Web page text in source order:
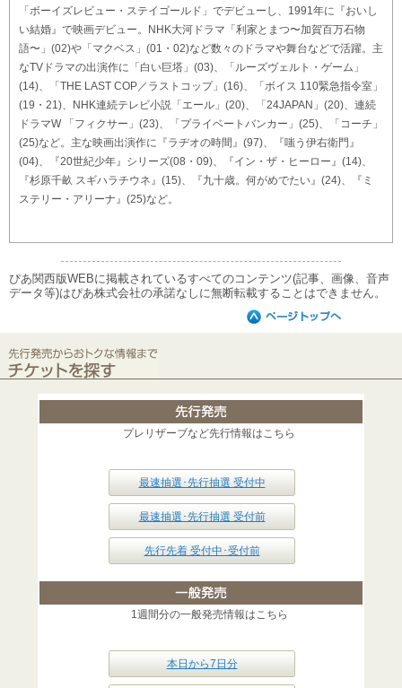
「ボーイズレビュー・ステイゴールド」でデビューし、1991年に『おいし
い結婚』で映画デビュー。NHK大河ドラマ「利家とまつ〜加賀百万石物
語〜」(02)や「マクベス」(01・02)など数々のドラマや舞台などで活躍。主
なTVドラマの出演作に「白い巨塔」(03)、「ルーズヴェルト・ゲーム」
(14)、「THE LAST COP／ラストコップ」(16)、「ボイス 110緊急指令室」
(19・21)、NHK連続テレビ小説「エール」(20)、「24JAPAN」(20)、連続
ドラマW 「フィクサー」(23)、「プライベートバンカー」(25)、「コーチ」
(25)など。主な映画出演作に『ラヂオの時間』(97)、『嗤う伊右衛門』
(04)、『20世紀少年』シリーズ(08・09)、『イン・ザ・ヒーロー』(14)、
『杉原千畝 スギハラチウネ』(15)、『九十歳。何がめでたい』(24)、『ミ
ステリー・アリーナ』(25)など。
ぴあ関西版WEBに掲載されているすべてのコンテンツ(記事、画像、音声
データ等)はぴあ株式会社の承諾なしに無断転載することはできません。
プレリザーブなど先行情報はこちら
最速抽選･先行抽選 受付中
最速抽選･先行抽選 受付前
先行先着 受付中･受付前
1週間分の一般発売情報はこちら
本日から7日分